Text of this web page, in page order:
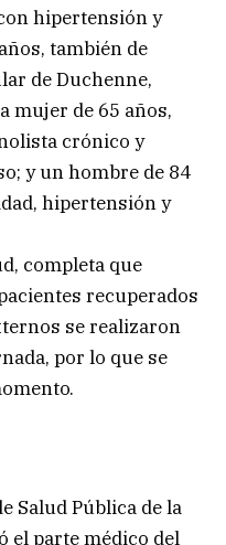
hipertensión y
también de
de Duchenne,
mujer de 65 años,
crónico y
y un hombre de 84
hipertensión y
completa que
recuperados
se realizaron
por lo que se
Salud Pública de la
el parte médico del